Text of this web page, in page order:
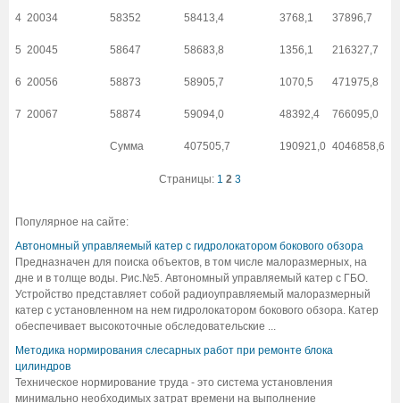
4 20034 58352 58413,4 3768,1 37896,7
5 20045 58647 58683,8 1356,1 216327,7
6 20056 58873 58905,7 1070,5 471975,8
7 20067 58874 59094,0 48392,4 766095,0
Cумма 407505,7 190921,0 4046858,6
Страницы: 1 2 3
Популярное на сайте:
Автономный управляемый катер с гидролокатором бокового обзора
Предназначен для поиска объектов, в том числе малоразмерных, на
дне и в толще воды. Рис.№5. Автономный управляемый катер с ГБО.
Устройство представляет собой радиоуправляемый малоразмерный
катер с установленном на нем гидролокатором бокового обзора. Катер
обеспечивает высокоточные обследовательские ...
Методика нормирования слесарных работ при ремонте блока
цилиндров
Техническое нормирование труда - это система установления
минимально необходимых затрат времени на выполнение